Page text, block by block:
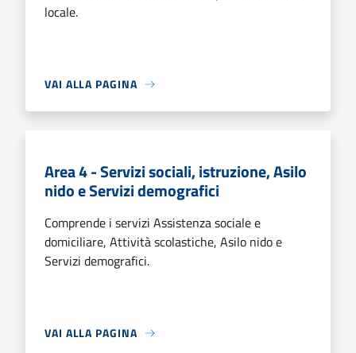
locale.
VAI ALLA PAGINA
Area 4 - Servizi sociali, istruzione, Asilo
nido e Servizi demografici
Comprende i servizi Assistenza sociale e
domiciliare, Attività scolastiche, Asilo nido e
Servizi demografici.
VAI ALLA PAGINA